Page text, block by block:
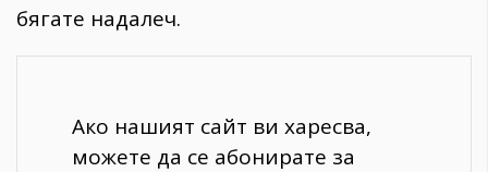
бягaтe нaдaлeч.
Ако нашият сайт ви харесва,
можете да се абонирате за